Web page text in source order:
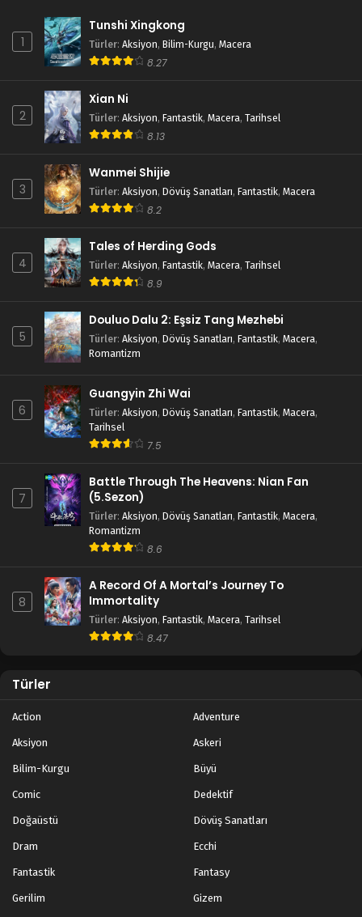
1
Tunshi Xingkong
Türler: Aksiyon, Bilim-Kurgu, Macera
8.27
2
Xian Ni
Türler: Aksiyon, Fantastik, Macera, Tarihsel
8.13
3
Wanmei Shijie
Türler: Aksiyon, Dövüş Sanatları, Fantastik, Macera
8.2
4
Tales of Herding Gods
Türler: Aksiyon, Fantastik, Macera, Tarihsel
8.9
5
Douluo Dalu 2: Eşsiz Tang Mezhebi
Türler: Aksiyon, Dövüş Sanatları, Fantastik, Macera,
Romantizm
6
Guangyin Zhi Wai
Türler: Aksiyon, Dövüş Sanatları, Fantastik, Macera,
Tarihsel
7.5
7
Battle Through The Heavens: Nian Fan
(5.Sezon)
Türler: Aksiyon, Dövüş Sanatları, Fantastik, Macera,
Romantizm
8.6
8
A Record Of A Mortal’s Journey To
Immortality
Türler: Aksiyon, Fantastik, Macera, Tarihsel
8.47
Türler
Action Adventure
Aksiyon Askeri
Bilim-Kurgu Büyü
Comic Dedektif
Doğaüstü Dövüş Sanatları
Dram Ecchi
Fantastik Fantasy
Gerilim Gizem